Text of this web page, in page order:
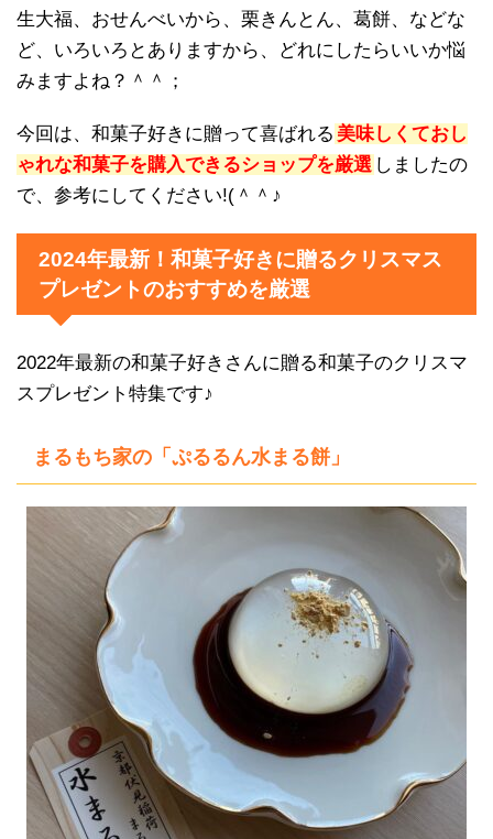
生大福、おせんべいから、栗きんとん、葛餅、などな
ど、いろいろとありますから、どれにしたらいいか悩
みますよね？＾＾；
今回は、和菓子好きに贈って喜ばれる 美味しくておし
ゃれな和菓子を購入できるショップを厳選 しましたの
で、参考にしてください!(＾＾♪
2024年最新！和菓子好きに贈るクリスマス
プレゼントのおすすめを厳選
2022年最新の和菓子好きさんに贈る和菓子のクリスマ
スプレゼント特集です♪
まるもち家の「ぷるるん水まる餅」